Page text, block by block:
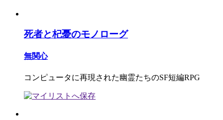
死者と杞憂のモノローグ
無関心
コンピュータに再現された幽霊たちのSF短編RPG